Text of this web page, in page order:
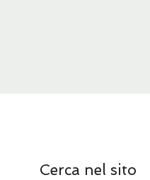
Cerca nel sito